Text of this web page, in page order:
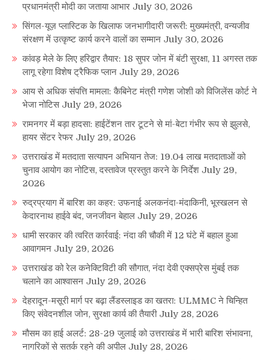
प्रधानमंत्री मोदी का जताया आभार July 30, 2026
सिंगल-यूज़ प्लास्टिक के खिलाफ जनभागीदारी जरूरी: मुख्यमंत्री, वन्यजीव
संरक्षण में उत्कृष्ट कार्य करने वालों का सम्मान July 30, 2026
कांवड़ मेले के लिए हरिद्वार तैयार: 18 सुपर जोन में बंटी सुरक्षा, 11 अगस्त तक
लागू रहेगा विशेष ट्रैफिक प्लान July 29, 2026
आय से अधिक संपत्ति मामला: कैबिनेट मंत्री गणेश जोशी को विजिलेंस कोर्ट ने
भेजा नोटिस July 29, 2026
रामनगर में बड़ा हादसा: हाईटेंशन तार टूटने से मां-बेटा गंभीर रूप से झुलसे,
हायर सेंटर रेफर July 29, 2026
उत्तराखंड में मतदाता सत्यापन अभियान तेज: 19.04 लाख मतदाताओं को
चुनाव आयोग का नोटिस, दस्तावेज प्रस्तुत करने के निर्देश July 29,
2026
रुद्रप्रयाग में बारिश का कहर: उफनाई अलकनंदा-मंदाकिनी, भूस्खलन से
केदारनाथ हाईवे बंद, जनजीवन बेहाल July 29, 2026
धामी सरकार की त्वरित कार्रवाई: नंदा की चौकी में 12 घंटे में बहाल हुआ
आवागमन July 29, 2026
उत्तराखंड को रेल कनेक्टिविटी की सौगात, नंदा देवी एक्सप्रेस मुंबई तक
चलाने का आश्वासन July 29, 2026
देहरादून-मसूरी मार्ग पर बढ़ा लैंडस्लाइड का खतरा: ULMMC ने चिन्हित
किए संवेदनशील जोन, सुरक्षा कार्य की तैयारी July 28, 2026
मौसम का हाई अलर्ट: 28-29 जुलाई को उत्तराखंड में भारी बारिश संभावना,
नागरिकों से सतर्क रहने की अपील July 28, 2026